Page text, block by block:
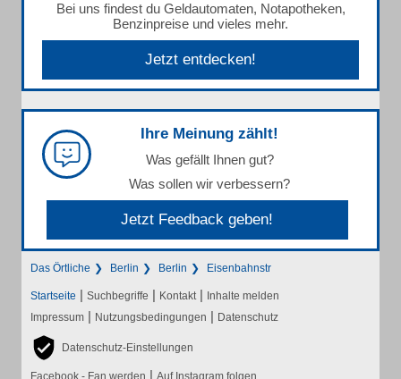
Bei uns findest du Geldautomaten, Notapotheken,
Benzinpreise und vieles mehr.
Jetzt entdecken!
Ihre Meinung zählt!
Was gefällt Ihnen gut?
Was sollen wir verbessern?
Jetzt Feedback geben!
Das Örtliche Berlin Berlin Eisenbahnstr
Startseite | Suchbegriffe | Kontakt | Inhalte melden
Impressum | Nutzungsbedingungen | Datenschutz
Datenschutz-Einstellungen
|